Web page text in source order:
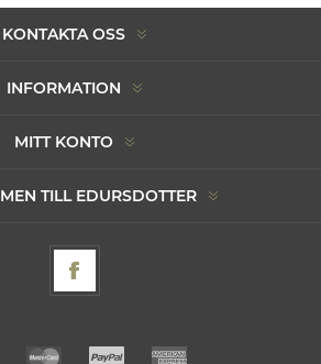
KONTAKTA OSS
INFORMATION
MITT KONTO
TILL EDURSDOTTER